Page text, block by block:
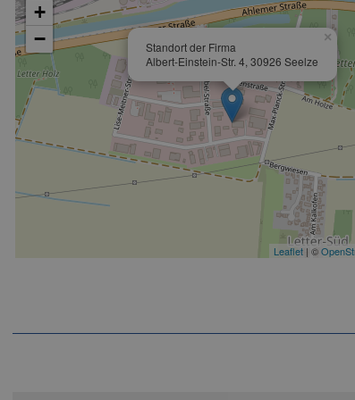
Standort der Firma
Albert-Einstein-Str. 4, 30926 Seelze
×
+
−
Leaflet | ©